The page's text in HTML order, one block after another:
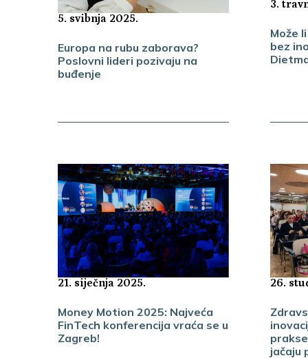
5. svibnja 2025.
Europa na rubu zaborava?
Poslovni lideri pozivaju na
buđenje
3.
Može
bez
21. siječnja 2025.
Money Motion 2025: Najveća
FinTech konferencija vraća se u
Zagreb!
26.
jačaju